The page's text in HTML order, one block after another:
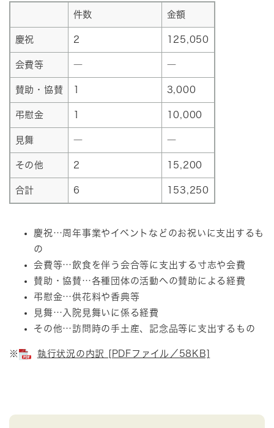
件数 金額
慶祝 2 125,050
会費等 ― ―
賛助・協賛 1 3,000
弔慰金 1 10,000
見舞 ― ―
その他 2 15,200
合計 6 153,250
慶祝…周年事業やイベントなどのお祝いに支出するも
の
会費等…飲食を伴う会合等に支出する寸志や会費
賛助・協賛…各種団体の活動への賛助による経費
弔慰金…供花料や香典等
見舞…入院見舞いに係る経費
その他…訪問時の手土産、記念品等に支出するもの
※ 執行状況の内訳 [PDFファイル／58KB]